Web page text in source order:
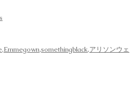
,Emmegown,somethingblack,アリソンウェ